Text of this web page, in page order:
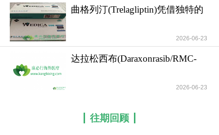
本研究结果支持 卡那单抗（具体而言）和IL-1阻
断剂（总体而言）具有更广泛的治疗潜力，有望成
为改善收缩性心力衰竭患者运动能力的潜在治疗手
段；但由于存在上述局限性，该研究结果应被视为
探索性结论。对CANTOS试验中所有收缩性心力衰
竭患者队列的硬结局指标进行进一步分析，或许能
进一步明确IL-1阻断治疗带来的功能改善，是否能如
改善。如有需要，请咨询康必行海外医疗医学顾
曲格列汀(Trelagliptin)凭借独特的
2026-06-23
达拉松西布(Daraxonrasib/RMC-
2026-06-23
往期回顾